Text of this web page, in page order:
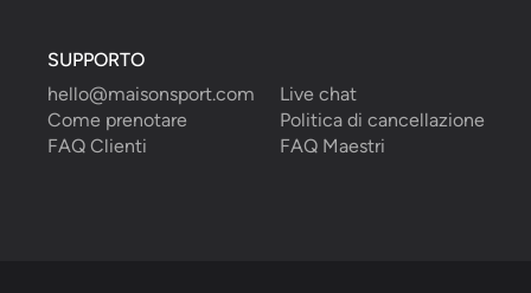
SUPPORTO
hello@maisonsport.com
Live chat
Come prenotare
Politica di cancellazione
FAQ Clienti
FAQ Maestri